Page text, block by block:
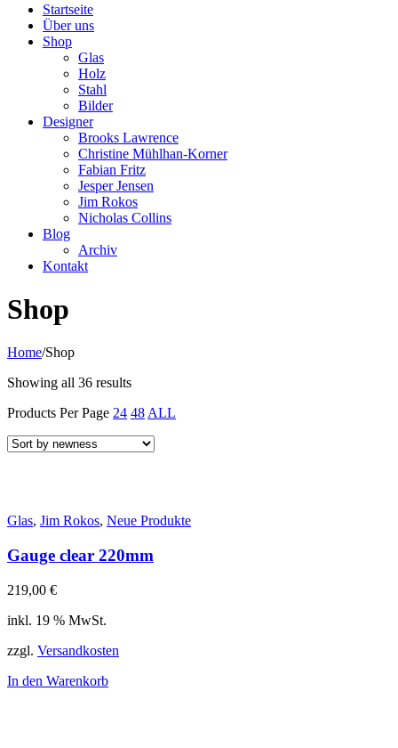
Startseite
Über uns
Shop
Glas
Holz
Stahl
Bilder
Designer
Brooks Lawrence
Christine Mühlhan-Korner
Fabian Fritz
Jesper Jensen
Jim Rokos
Nicholas Collins
Blog
Archiv
Kontakt
Shop
Home/Shop
Showing all 36 results
Products Per Page 24 48ALL
Glas, Jim Rokos, Neue Produkte
Gauge clear 220mm
219,00 €
inkl. 19 % MwSt.
zzgl. Versandkosten
In den Warenkorb